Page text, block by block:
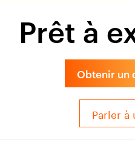
Prêt à
Obtenir un
Parler à